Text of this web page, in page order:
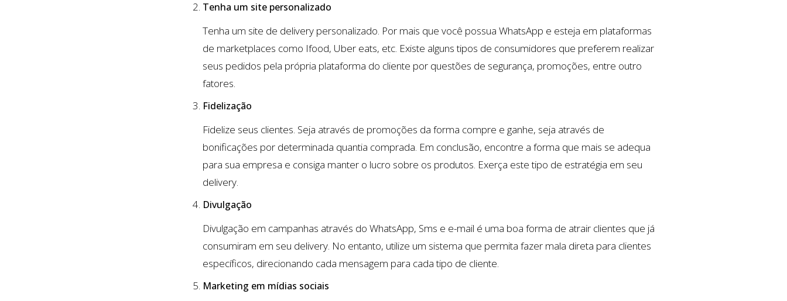
Tenha um site personalizado
Tenha um site de delivery personalizado. Por mais que você possua WhatsApp e esteja em plataformas
de marketplaces como Ifood, Uber eats, etc. Existe alguns tipos de consumidores que preferem realizar
seus pedidos pela própria plataforma do cliente por questões de segurança, promoções, entre outro
fatores.
Fidelização
Fidelize seus clientes. Seja através de promoções da forma compre e ganhe, seja através de
bonificações por determinada quantia comprada. Em conclusão, encontre a forma que mais se adequa
para sua empresa e consiga manter o lucro sobre os produtos. Exerça este tipo de estratégia em seu
delivery.
Divulgação
Divulgação em campanhas através do WhatsApp, Sms e e-mail é uma boa forma de atrair clientes que já
consumiram em seu delivery. No entanto, utilize um sistema que permita fazer mala direta para clientes
específicos, direcionando cada mensagem para cada tipo de cliente.
Marketing em mídias sociais